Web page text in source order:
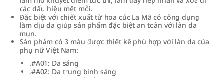
các dấu hiệu mệt mỏi.
Đặc biệt với chiết xuất từ hoa cúc La Mã có công dụng
làm dịu da giúp sản phẩm đặc biệt an toàn với làn da
mụn.
Sản phẩm có 3 màu được thiết kế phù hợp với làn da của
phụ nữ Việt Nam:
.#A01: Da sáng
.#A02: Da trung bình sáng